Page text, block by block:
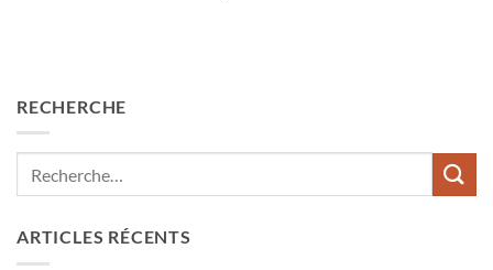
RECHERCHE
ARTICLES RÉCENTS